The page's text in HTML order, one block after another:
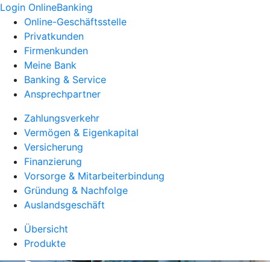
Login OnlineBanking
Online-Geschäftsstelle
Privatkunden
Firmenkunden
Meine Bank
Banking & Service
Ansprechpartner
Zahlungsverkehr
Vermögen & Eigenkapital
Versicherung
Finanzierung
Vorsorge & Mitarbeiterbindung
Gründung & Nachfolge
Auslandsgeschäft
Übersicht
Produkte